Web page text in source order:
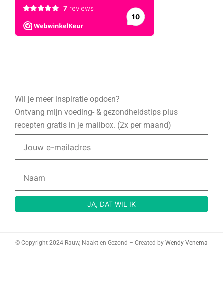
Wil je meer inspiratie opdoen?
Ontvang mijn voeding- & gezondheidstips plus
recepten gratis in je mailbox. (2x per maand)
© Copyright 2024 Rauw, Naakt en Gezond – Created by Wendy Venema